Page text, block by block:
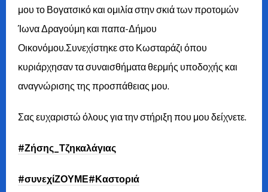
μου το Βογατσικό και ομιλία στην σκιά των προτομών
Ίωνα Δραγούμη και παπα-Δήμου
Οικονόμου.Συνεχίστηκε στο Κωσταράζι όπου
κυριάρχησαν τα συναισθήματα θερμής υποδοχής και
αναγνώρισης της προσπάθειας μου.
Σας ευχαριστώ όλους για την στήριξη που μου δείχνετε.
#Ζήσης_Τζηκαλάγιας
#συνεχίΖΟΥΜΕ#Καστοριά